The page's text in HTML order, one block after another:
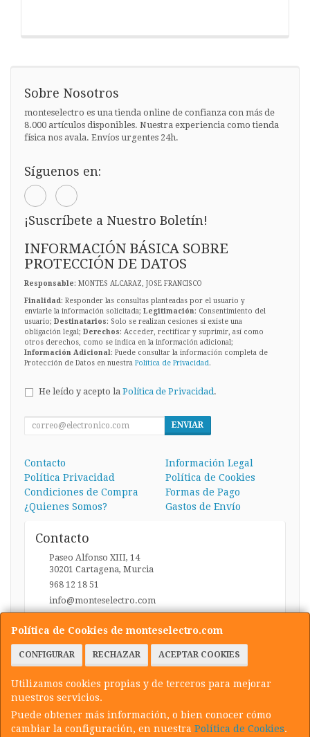
Política de Cookies de monteselectro.com
CONFIGURAR RECHAZAR ACEPTAR COOKIES
Utilizamos cookies propias y de terceros para mejorar
nuestros servicios.
Puede obtener más información, o bien conocer cómo
cambiar la configuración, en nuestra Política de Cookies.
Sobre Nosotros
monteselectro es una tienda online de confianza con más de
8.000 artículos disponibles. Nuestra experiencia como tienda
física nos avala. Envíos urgentes 24h.
Síguenos en:
¡Suscríbete a Nuestro Boletín!
INFORMACIÓN BÁSICA SOBRE
PROTECCIÓN DE DATOS
Responsable: MONTES ALCARAZ, JOSE FRANCISCO
Finalidad : Responder las consultas planteadas por el usuario y
enviarle la información solicitada; Legitimación: Consentimiento del
usuario; Destinatarios: Solo se realizan cesiones si existe una
obligación legal; Derechos: Acceder, rectificar y suprimir, así como
otros derechos, como se indica en la información adicional;
Información Adicional : Puede consultar la información completa de
Protección de Datos en nuestra Política de Privacidad .
He leído y acepto la Política de Privacidad.
ENVIAR
Contacto
Información Legal
Política Privacidad
Política de Cookies
Condiciones de Compra
Formas de Pago
¿Quienes Somos?
Gastos de Envío
Contacto
Paseo Alfonso XIII, 14
30201 Cartagena, Murcia
968 12 18 51
info@monteselectro.com
Horario
Lunes a Viernes: 09:45-14:00 y 17:00-20:30 / Sábados:
09:45-14:00
, , , , España. - C.I.F.: 22949558C - Tfno: